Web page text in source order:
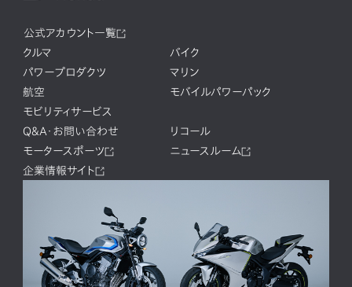
公式アカウント一覧
クルマ
バイク
パワープロダクツ
マリン
航空
モバイルパワーパック
モビリティサービス
Q&A・お問い合わせ
リコール
モータースポーツ
ニュースルーム
企業情報サイト